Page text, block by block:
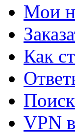
Мои
Как
Поиск
VPN